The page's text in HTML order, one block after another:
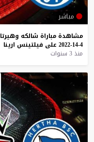
مباشر
مشاهدة مباراة شالكه وهيرتا
4-14-2022
على فيلتينس ارينا
منذ 3 سنوات